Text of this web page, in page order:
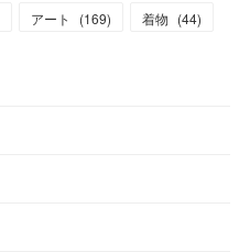
アート (169) 着物 (44)